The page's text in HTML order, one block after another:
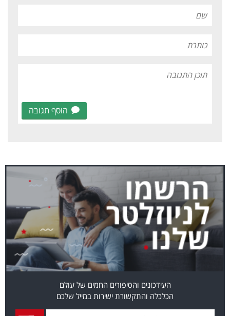
הוסף תגובה
העידכונים והסיפורים החמים של עולם
הכלכלה והתקשורת ישירות במייל שלכם